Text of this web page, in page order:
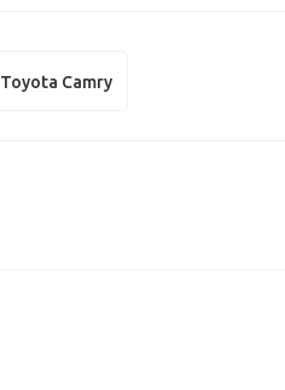
Toyota Camry